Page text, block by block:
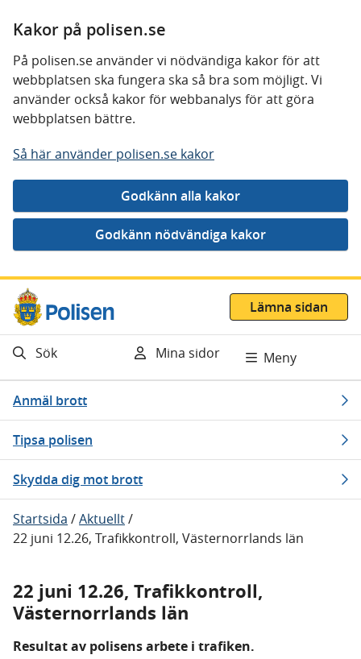
Kakor på polisen.se
På polisen.se använder vi nödvändiga kakor för att
webbplatsen ska fungera ska så bra som möjligt. Vi
använder också kakor för webbanalys för att göra
webbplatsen bättre.
Så här använder polisen.se kakor
Gå direkt till innehåll
Lämna sidan
Sök Mina sidor Meny
Anmäl brott
Tipsa polisen
Skydda dig mot brott
Startsida /Aktuellt/
22 juni 12.26, Trafikkontroll, Västernorrlands län
22 juni 12.26, Trafikkontroll,
Västernorrlands län
Resultat av polisens arbete i trafiken.